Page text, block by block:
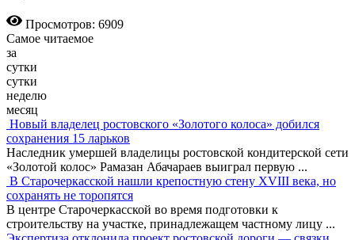
Просмотров: 6909
Самое читаемое
за
сутки
сутки
неделю
месяц
Новый владелец ростовского «Золотого колоса» добился
сохранения 15 ларьков
Наследник умершей владелицы ростовской кондитерской сети
«Золотой колос» Рамазан Абачараев выиграл первую ...
В Старочеркасской нашли крепостную стену XVIII века, но
сохранять не торопятся
В центре Старочеркасской во время подготовки к
строительству на участке, принадлежащем частному лицу ...